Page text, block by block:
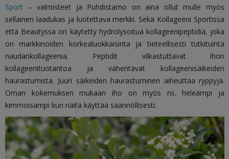
Sport – valmisteet ja Puhdistamo on aina ollut mulle myös
sellainen laadukas ja luotettava merkki. Sekä Kollageeni Sportissa
että Beautyssa on käytetty hydrolysoitua kollageenipeptidiä, joka
on markkinoiden korkealuokkaisinta ja tieteellisesti tutkituinta
naudankollageenia. Peptidit vilkastuttavat ihon
kollageenituotantoa ja vähentävät kollageenisäikeiden
haurastumista. Juuri säikeiden haurastuminen aiheuttaa ryppyjä.
Oman kokemuksen mukaan iho on myös ns. heleämpi ja
kimmoisampi kun näitä käyttää säännöllisesti.